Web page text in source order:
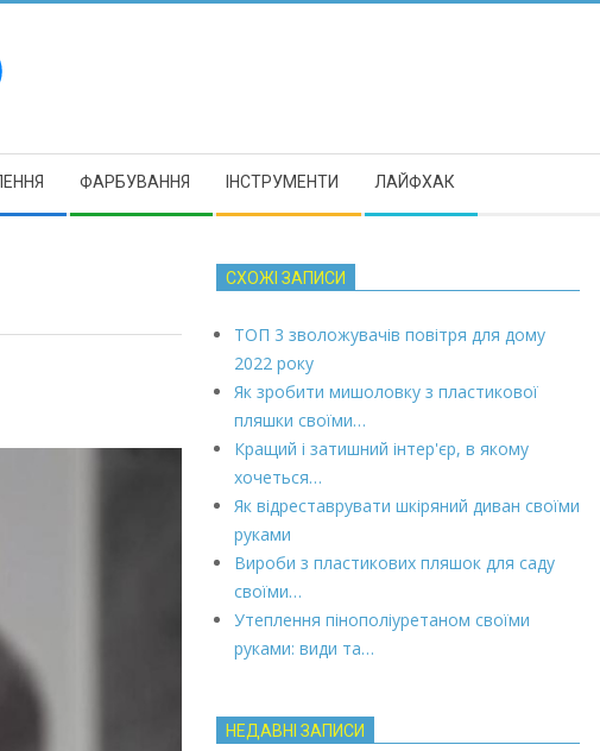
ФАРБУВАННЯ ІНСТРУМЕНТИ ЛАЙФХАК
СХОЖІ ЗАПИСИ
ТОП 3 зволожувачів повітря для дому
2022 року
Як зробити мишоловку з пластикової
пляшки своїми…
Кращий і затишний інтер'єр, в якому
хочеться…
Як відреставрувати шкіряний диван своїми
руками
Вироби з пластикових пляшок для саду
своїми…
Утеплення пінополіуретаном своїми
руками: види та…
НЕДАВНІ ЗАПИСИ